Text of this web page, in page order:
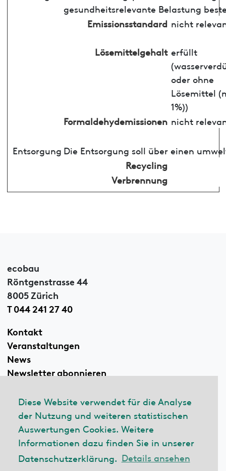
Diese Website verwendet für die Analyse
der Nutzung und weiteren statistischen
Auswertungen Cookies. Weitere
Informationen dazu finden Sie in unserer
Datenschutzerklärung. Details ansehen
gesundheitsrelevante Belastung
Emissionsstandard nicht
Lösemittelgehalt erfüllt
oder ohne
Lösemittel
1%))
Formaldehydemissionen nicht
Entsorgung Die Entsorgung soll über einen
Recycling
Verbrennung
ecobau
Röntgenstrasse 44
8005 Zürich
T 044 241 27 40
Kontakt
Veranstaltungen
News
Newsletter abonnieren
Linkedin
© 2026 ecobau